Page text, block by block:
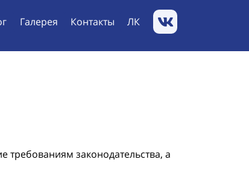
Галерея Контакты ЛК
требованиям законодательства, а